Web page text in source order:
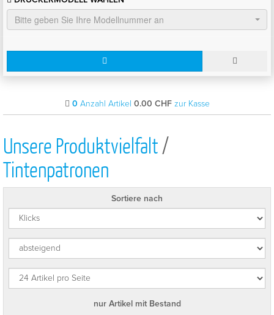
Bitte geben Sie Ihre Modellnummer an
0 Anzahl Artikel 0.00 CHF zur Kasse
Unsere Produktvielfalt/
Tintenpatronen
Sortiere nach
nur Artikel mit Bestand